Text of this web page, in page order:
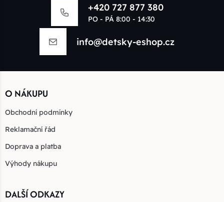
+420 727 877 380
PO - PÁ 8:00 - 14:30
info@detsky-eshop.cz
O NÁKUPU
Obchodní podmínky
Reklamační řád
Doprava a platba
Výhody nákupu
DALŠÍ ODKAZY